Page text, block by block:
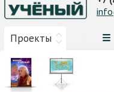
Проекты